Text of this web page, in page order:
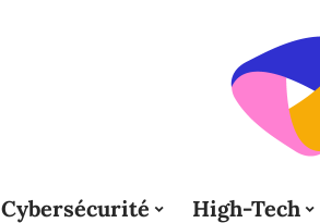
Cybersécurité High-Tech